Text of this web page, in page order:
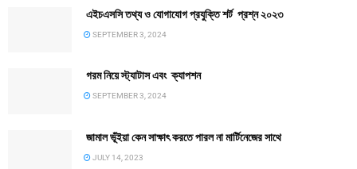
এইচএসসি তথ্য ও যোগাযোগ প্রযুক্তি শর্ট প্রশ্ন ২০২৩
SEPTEMBER 3, 2024
গরম নিয়ে স্ট্যাটাস এবং ক্যাপশন
SEPTEMBER 3, 2024
জামাল ভূঁইয়া কেন সাক্ষাৎ করতে পারল না মার্টিনেজের সাথে
JULY 14, 2023